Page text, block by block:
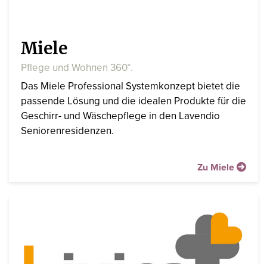
Miele
Pflege und Wohnen 360°.
Das Miele Professional Systemkonzept bietet die
passende Lösung und die idealen Produkte für die
Geschirr- und Wäschepflege in den Lavendio
Seniorenresidenzen.
Zu Miele